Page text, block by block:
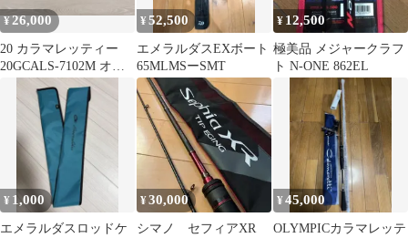
¥26,000
20 カラマレッティー
20GCALS-7102M オリ
ムピック
¥52,500
エメラルダスEXボート
65MLMSーSMT
¥ 12,500
極美品 メジャークラフ
ト N-ONE 862EL
¥ 1,000
エメラルダスロッドケ
¥30,000
シマノ セフィアXR
¥45,000
OLYMPICカラマレッテ